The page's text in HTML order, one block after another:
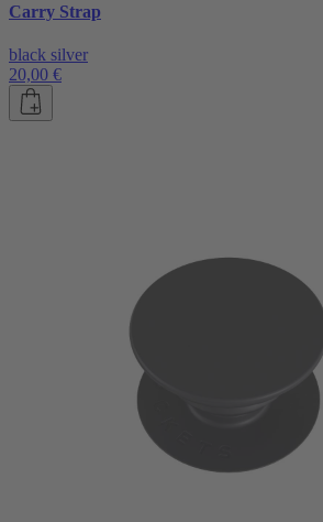
Carry Strap
black silver
20,00 €